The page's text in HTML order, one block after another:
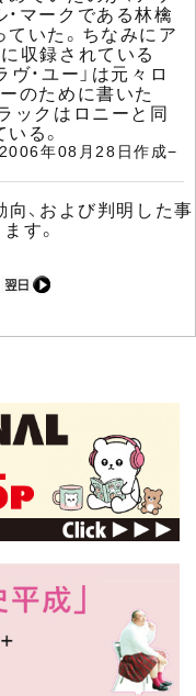
マークである林檎
いた。ちなみにア
収録されている
ヴ・ユー」は元々ロ
のために書いた
ックはロニーと同
る。
年08月28日作成−
、および判明した事
す。